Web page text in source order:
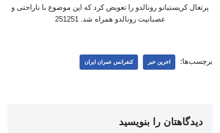
پرتغال کریستیانو رونالدو را تعویض کرد که این موضوع با ناراحتی و
عصبانیت رونالدو همراه شد. 251251
برچسب‌ها: اخرین خبر کنفرانس عمران ایران
دیدگاهتان را بنویسید